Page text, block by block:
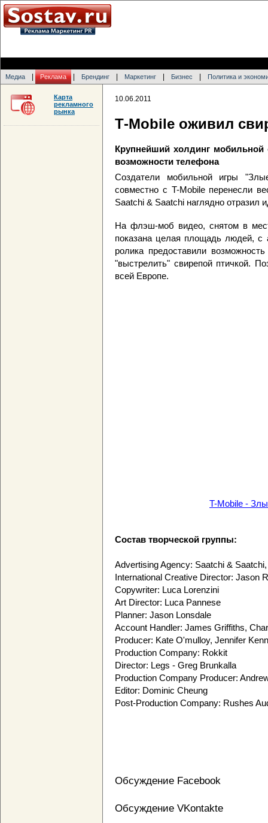
Медиа Реклама Брендинг Маркетинг Бизнес Политика и
10.06.2011
Т-Mobile оживил
Крупнейший холдинг
возможности телефона
Создатели мобильной игры
совместно с T-Mobile перенесли
Saatchi & Saatchi наглядно отразил
На флэш-моб видео, снятом в
показана целая площадь людей, с
ролика предоставили
"выстрелить" свирепой птичкой.
всей Европе.
T-Mobile -
Состав творческой группы:
Advertising Agency: Saatchi &
International Creative Director: Jason
Copywriter: Luca Lorenzini
Art Director: Luca Pannese
Planner: Jason Lonsdale
Account Handler: James Griffiths,
Producer: Kate O'mulloy, Jennifer
Production Company: Rokkit
Director: Legs - Greg Brunkalla
Production Company Producer:
Editor: Dominic Cheung
Post-Production Company: Rushes
Обсуждение Facebook
Обсуждение VKontakte
Карта
рекламного
рынка